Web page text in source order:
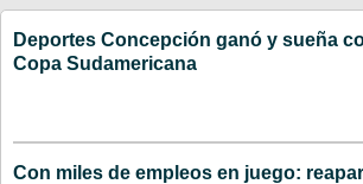
Deportes Concepción ganó y sueña
Copa Sudamericana
Con miles de empleos en juego: